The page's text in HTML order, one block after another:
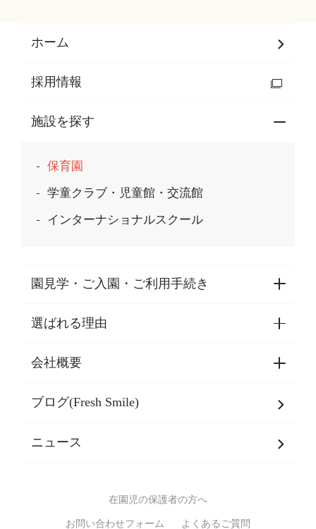
ホーム
採用情報
施設を探す
保育園
学童クラブ・児童館・交流館
インターナショナルスクール
園見学・ご入園・ご利用手続き
園見学・ご入園・ご利用手続き
東京都認証保育所空き状況
選ばれる理由
選ばれる理由一覧
乳児期・幼児期・
バイリンガル保育園
スポーツ保育園
会社概要
会社概要
SDGsについて
ブログ(Fresh Smile)
ニュース
在園児の保護者の方へ
お問い合わせフォーム よくあるご質問